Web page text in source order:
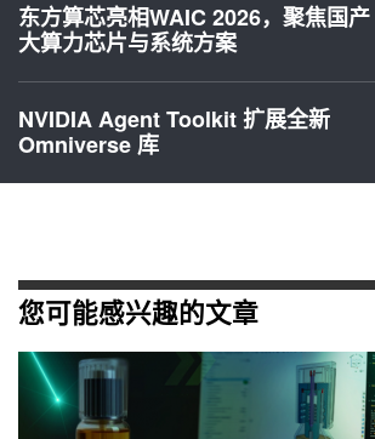
东方算芯亮相WAIC 2026，聚焦国产
大算力芯片与系统方案
NVIDIA Agent Toolkit 扩展全新
Omniverse 库
您可能感兴趣的文章